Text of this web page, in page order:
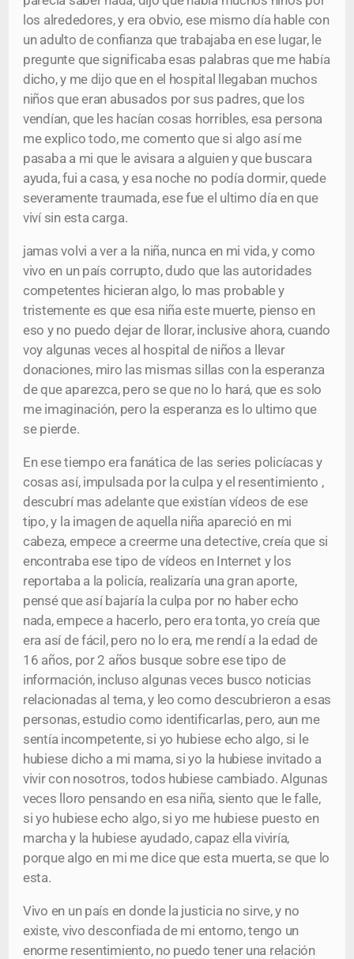
los alrededores, y era obvio, ese mismo día hable con
un adulto de confianza que trabajaba en ese lugar, le
pregunte que significaba esas palabras que me había
dicho, y me dijo que en el hospital llegaban muchos
niños que eran abusados por sus padres, que los
vendían, que les hacían cosas horribles, esa persona
me explico todo, me comento que si algo así me
pasaba a mi que le avisara a alguien y que buscara
ayuda, fui a casa, y esa noche no podía dormir, quede
severamente traumada, ese fue el ultimo día en que
viví sin esta carga.
jamas volvi a ver a la niña, nunca en mi vida, y como
vivo en un país corrupto, dudo que las autoridades
competentes hicieran algo, lo mas probable y
tristemente es que esa niña este muerte, pienso en
eso y no puedo dejar de llorar, inclusive ahora, cuando
voy algunas veces al hospital de niños a llevar
donaciones, miro las mismas sillas con la esperanza
de que aparezca, pero se que no lo hará, que es solo
me imaginación, pero la esperanza es lo ultimo que
se pierde.
En ese tiempo era fanática de las series policíacas y
cosas así, impulsada por la culpa y el resentimiento ,
descubrí mas adelante que existían vídeos de ese
tipo, y la imagen de aquella niña apareció en mi
cabeza, empece a creerme una detective, creía que si
encontraba ese tipo de vídeos en Internet y los
reportaba a la policía, realizaría una gran aporte,
pensé que así bajaría la culpa por no haber echo
nada, empece a hacerlo, pero era tonta, yo creía que
era así de fácil, pero no lo era, me rendí a la edad de
16 años, por 2 años busque sobre ese tipo de
información, incluso algunas veces busco noticias
relacionadas al tema, y leo como descubrieron a esas
personas, estudio como identificarlas, pero, aun me
sentía incompetente, si yo hubiese echo algo, si le
hubiese dicho a mi mama, si yo la hubiese invitado a
vivir con nosotros, todos hubiese cambiado. Algunas
veces lloro pensando en esa niña, siento que le falle,
si yo hubiese echo algo, si yo me hubiese puesto en
marcha y la hubiese ayudado, capaz ella viviría,
porque algo en mi me dice que esta muerta, se que lo
esta.
Vivo en un país en donde la justicia no sirve, y no
existe, vivo desconfiada de mi entorno, tengo un
enorme resentimiento, no puedo tener una relación